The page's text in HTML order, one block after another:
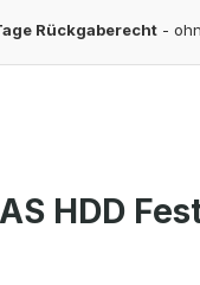
Rückgaberecht -
HDD